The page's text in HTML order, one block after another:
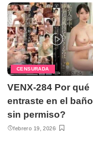
CENSURADA
VENX-284 Por qué
entraste en el baño
sin permiso?
febrero 19, 2026